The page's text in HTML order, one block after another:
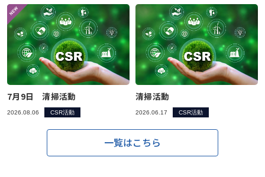
7月9日 清掃活動
2026.08.06 CSR活動
清掃活動
2026.06.17 CSR活動
一覧はこちら